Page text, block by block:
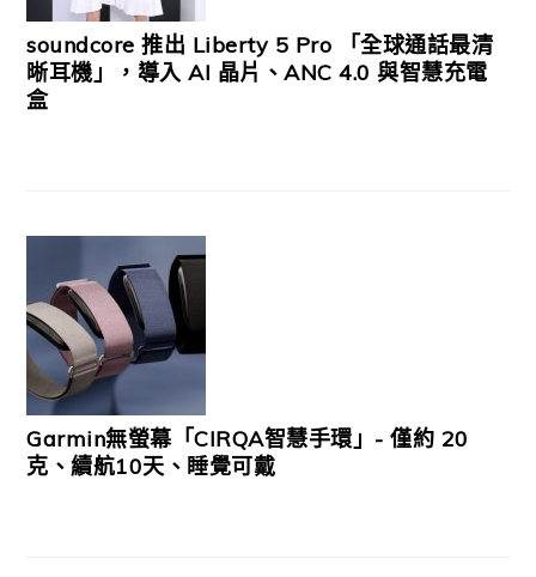
soundcore 推出 Liberty 5 Pro 「全球通話最清
晰耳機」，導入 AI 晶片、ANC 4.0 與智慧充電
盒
Garmin無螢幕「CIRQA智慧手環」- 僅約 20
克、續航10天、睡覺可戴